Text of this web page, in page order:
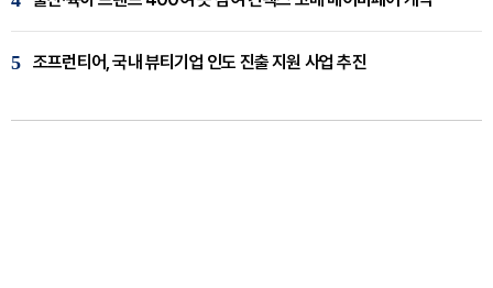
5 조프런티어, 국내 뷰티기업 인도 진출 지원 사업 추진